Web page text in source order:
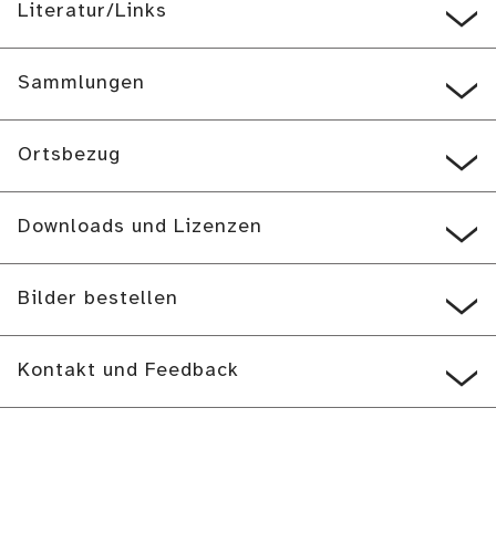
Literatur/Links
Sammlungen
Ortsbezug
Downloads und Lizenzen
Bilder bestellen
Kontakt und Feedback